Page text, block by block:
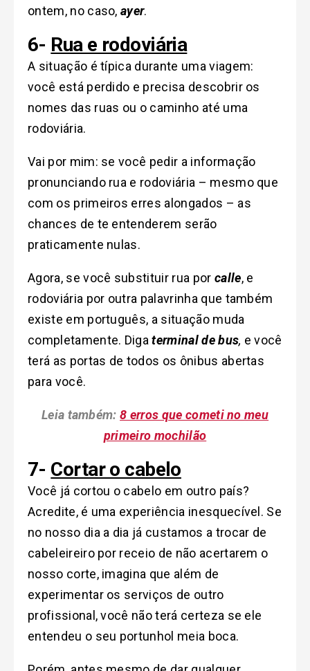
ontem, no caso,ayer.
6- Rua e rodoviária
A situação é típica durante uma viagem:
você está perdido e precisa descobrir os
nomes das ruas ou o caminho até uma
rodoviária.
Vai por mim: se você pedir a informação
pronunciando rua e rodoviária – mesmo que
com os primeiros erres alongados – as
chances de te entenderem serão
praticamente nulas.
Agora, se você substituir rua por calle, e
rodoviária por outra palavrinha que também
existe em português, a situação muda
completamente. Digaterminal de bus, e você
terá as portas de todos os ônibus abertas
para você.
Leia também: 8 erros que cometi no meu
primeiro mochilão
7- Cortar o cabelo
Você já cortou o cabelo em outro país?
Acredite, é uma experiência inesquecível. Se
no nosso dia a dia já custamos a trocar de
cabeleireiro por receio de não acertarem o
nosso corte, imagina que além de
experimentar os serviços de outro
profissional, você não terá certeza se ele
entendeu o seu portunhol meia boca.